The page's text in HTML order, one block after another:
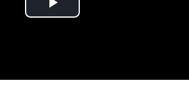
Play Video